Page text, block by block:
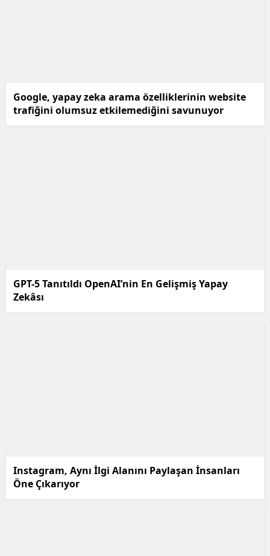
Google, yapay zeka arama özelliklerinin website
trafiğini olumsuz etkilemediğini savunuyor
GPT-5 Tanıtıldı OpenAI’nin En Gelişmiş Yapay
Zekâsı
Instagram, Aynı İlgi Alanını Paylaşan İnsanları
Öne Çıkarıyor